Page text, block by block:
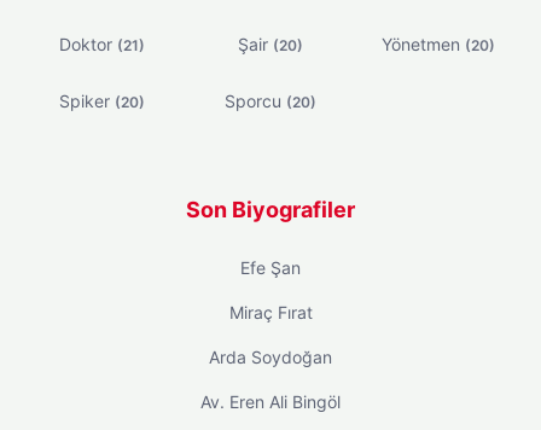
Doktor (21) Şair (20) Yönetmen (20)
Spiker (20) Sporcu (20)
Son Biyografiler
Efe Şan
Miraç Fırat
Arda Soydoğan
Av. Eren Ali Bingöl